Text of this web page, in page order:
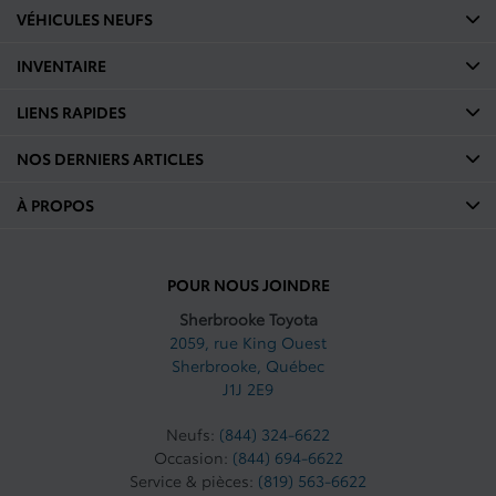
POUR NOUS JOINDRE
Sherbrooke Toyota
2059, rue King Ouest
Sherbrooke, Québec
J1J 2E9
Neufs: (844) 324-6622
Occasion: (844) 694-6622
Service & pièces: (819) 563-6622
VÉHICULES NEUFS
INVENTAIRE
LIENS RAPIDES
NOS DERNIERS ARTICLES
À PROPOS